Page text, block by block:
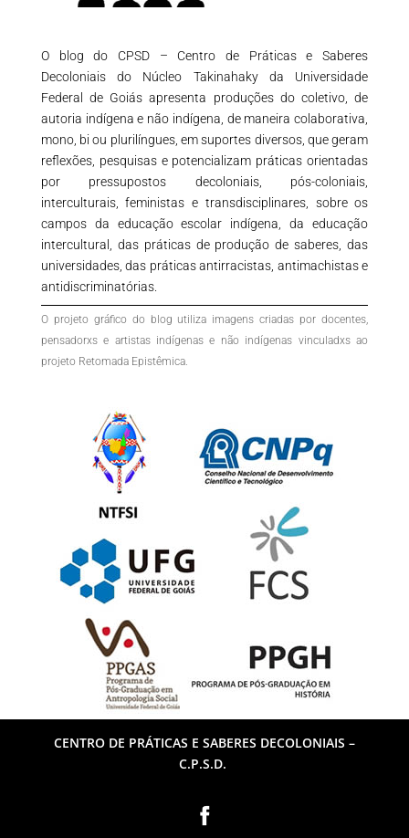
O blog do CPSD – Centro de Práticas e Saberes
Decoloniais do Núcleo Takinahaky da Universidade
Federal de Goiás apresenta produções do coletivo, de
autoria indígena e não indígena, de maneira colaborativa,
mono, bi ou plurilíngues, em suportes diversos, que geram
reflexões, pesquisas e potencializam práticas orientadas
por pressupostos decoloniais, pós-coloniais,
interculturais, feministas e transdisciplinares, sobre os
campos da educação escolar indígena, da educação
intercultural, das práticas de produção de saberes, das
universidades, das práticas antirracistas, antimachistas e
antidiscriminatórias.
O projeto gráfico do blog utiliza imagens criadas por docentes,
pensadorxs e artistas indígenas e não indígenas vinculadxs ao
projeto Retomada Epistêmica.
CENTRO DE PRÁTICAS E SABERES DECOLONIAIS –
C.P.S.D.